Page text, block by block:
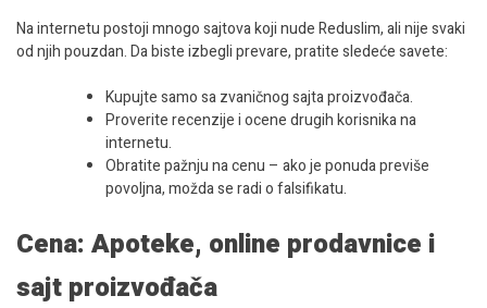
Na internetu postoji mnogo sajtova koji nude Reduslim, ali nije svaki
od njih pouzdan. Da biste izbegli prevare, pratite sledeće savete:
Kupujte samo sa zvaničnog sajta proizvođača.
Proverite recenzije i ocene drugih korisnika na
internetu.
Obratite pažnju na cenu – ako je ponuda previše
povoljna, možda se radi o falsifikatu.
Cena: Apoteke, online prodavnice i
sajt proizvođača